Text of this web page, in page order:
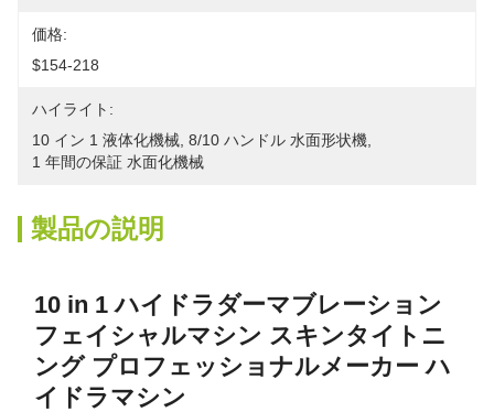
価格:
$154-218
ハイライト:
10 イン 1 液体化機械 8/10 ハンドル 水面形状機
1 年間の保証 水面化機械
製品の説明
10 in 1 ハイドラダーマブレーション
フェイシャルマシン スキンタイトニ
ング プロフェッショナルメーカー ハ
イドラマシン